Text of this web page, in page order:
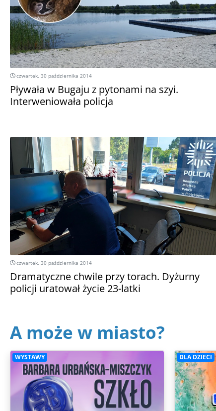
czwartek, 30 października 2014
Pływała w Bugaju z pytonami na szyi.
Interweniowała policja
czwartek, 30 października 2014
Dramatyczne chwile przy torach. Dyżurny
policji uratował życie 23-latki
A może w miasto?
WYSTAWY DLA DZIECI